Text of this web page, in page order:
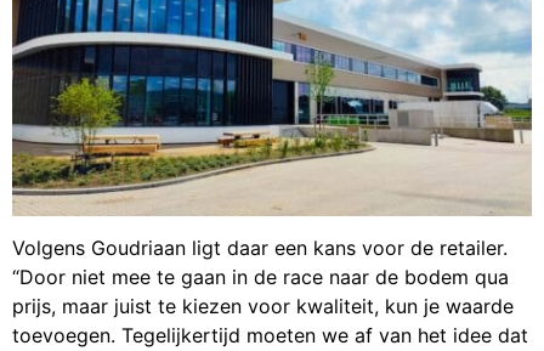
Volgens Goudriaan ligt daar een kans voor de retailer.
“Door niet mee te gaan in de race naar de bodem qua
prijs, maar juist te kiezen voor kwaliteit, kun je waarde
toevoegen. Tegelijkertijd moeten we af van het idee dat